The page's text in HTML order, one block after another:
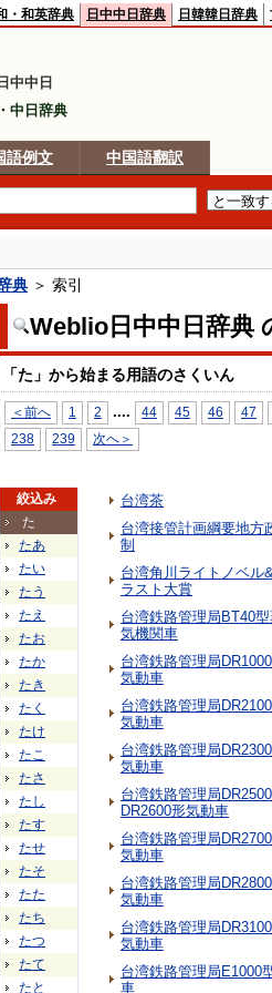
・和英辞典 日中中日辞典 日韓韓日辞典
日中中日
中日辞典
語例文 中国語翻訳
典 ＞ 索引
Weblio日中中日辞典
「た」から始まる用語のさくいん
＜前へ 1 2 .... 44 45 46 47
238 239 次へ＞
絞込み
た
たあ
たい
たう
たえ
たお
たか
たき
たく
たけ
たこ
たさ
たし
たす
たせ
たそ
たた
たち
たつ
たて
たと
台湾茶
台湾接管計画綱要地方
制
台湾角川ライトノベル
ラスト大賞
台湾鉄路管理局BT40
気機関車
台湾鉄路管理局
気動車
台湾鉄路管理局
気動車
台湾鉄路管理局
気動車
台湾鉄路管理局DR2500
DR2600形気動車
台湾鉄路管理局
気動車
台湾鉄路管理局
気動車
台湾鉄路管理局
気動車
台湾鉄路管理局E1000
車